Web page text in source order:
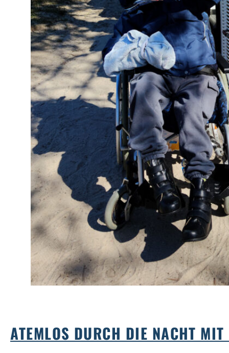
ATEMLOS DURCH DIE NACHT